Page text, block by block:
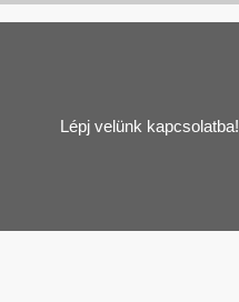
Lépj velünk kapcsolatba!